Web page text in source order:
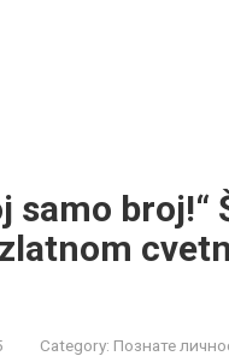
samo
Category: Познате